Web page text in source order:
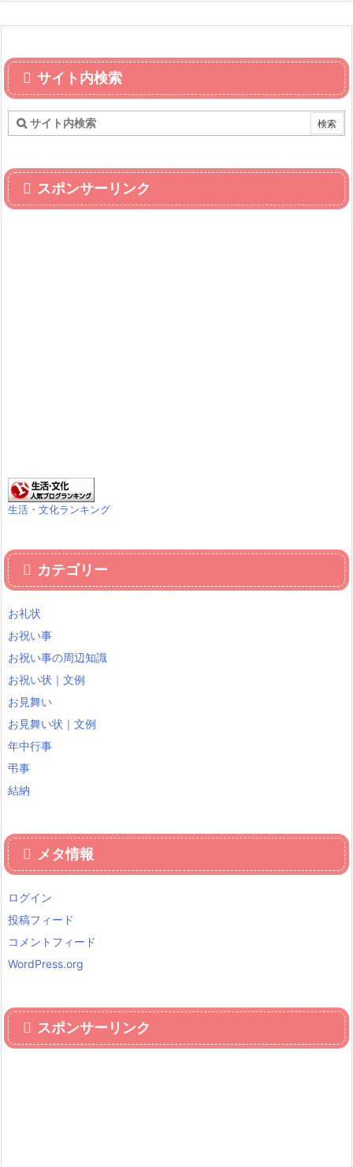
サイト内検索
スポンサーリンク
生活・文化ランキング
カテゴリー
お礼状
お祝い事
お祝い事の周辺知識
お祝い状｜文例
お見舞い
お見舞い状｜文例
年中行事
弔事
結納
メタ情報
ログイン
投稿フィード
コメントフィード
WordPress.org
スポンサーリンク